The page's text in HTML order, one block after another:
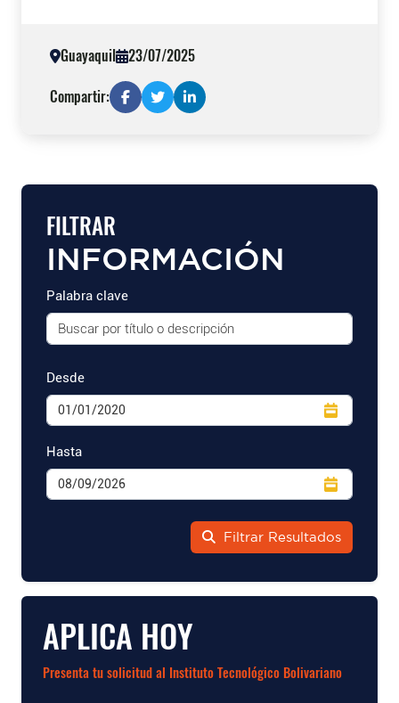
FILTRAR
INFORMACIÓN
Palabra clave
Desde
Hasta
Filtrar Resultados
APLICA HOY
Presenta tu solicitud al Instituto Tecnológico Bolivariano
Guayaquil 23/07/2025
Compartir: